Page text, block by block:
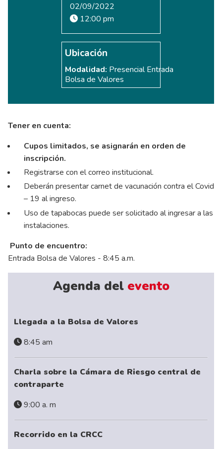
02/09/2022
12:00 pm
Ubicación
Modalidad: Presencial Entrada
Bolsa de Valores
Tener en cuenta:
Cupos limitados, se asignarán en orden de
inscripción.
Registrarse con el correo institucional.
Deberán presentar carnet de vacunación contra el Covid
– 19 al ingreso.
Uso de tapabocas puede ser solicitado al ingresar a las
instalaciones.
Punto de encuentro:
Entrada Bolsa de Valores - 8:45 a.m.
Agenda del evento
Llegada a la Bolsa de Valores
8:45 am
Charla sobre la Cámara de Riesgo central de
contraparte
9:00 a. m
Recorrido en la CRCC